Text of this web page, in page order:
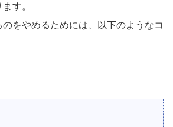
す。
をやめるためには、以下のようなコ